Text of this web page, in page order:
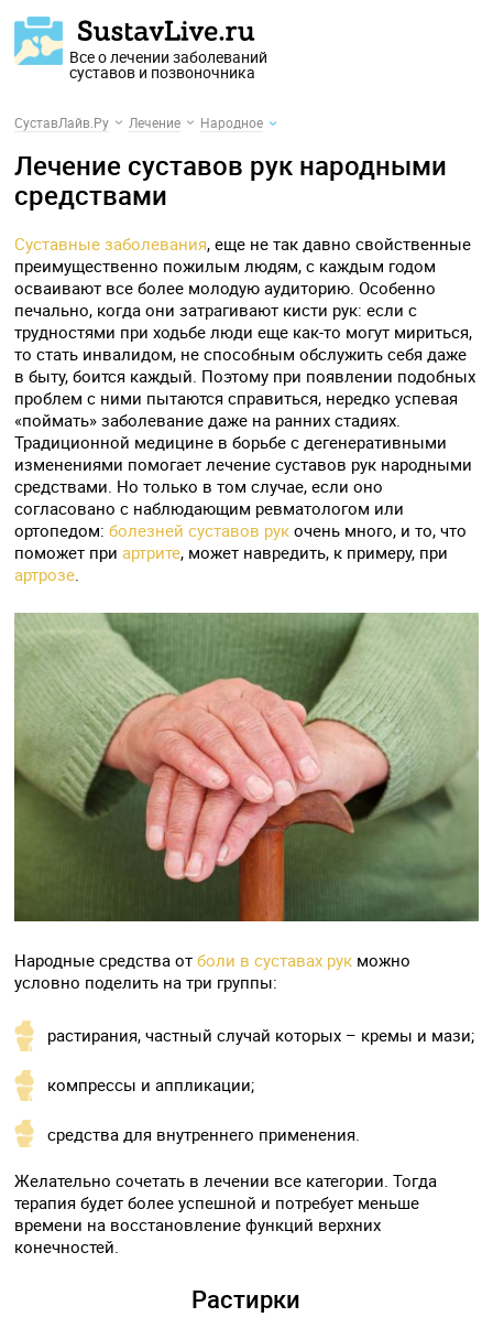
Все о лечении заболеваний
суставов и позвоночника
СуставЛайв.Ру Лечение Народное
Лечение суставов рук народными
средствами
Суставные заболевания, еще не так давно свойственные
преимущественно пожилым людям, с каждым годом
осваивают все более молодую аудиторию. Особенно
печально, когда они затрагивают кисти рук: если с
трудностями при ходьбе люди еще как-то могут мириться,
то стать инвалидом, не способным обслужить себя даже
в быту, боится каждый. Поэтому при появлении подобных
проблем с ними пытаются справиться, нередко успевая
«поймать» заболевание даже на ранних стадиях.
Традиционной медицине в борьбе с дегенеративными
изменениями помогает лечение суставов рук народными
средствами. Но только в том случае, если оно
согласовано с наблюдающим ревматологом или
ортопедом:болезней суставов рук очень много, и то, что
поможет приартрите, может навредить, к примеру, при
артрозе.
Народные средства отболи в суставах рук можно
условно поделить на три группы:
растирания, частный случай которых – кремы и мази;
компрессы и аппликации;
средства для внутреннего применения.
Желательно сочетать в лечении все категории. Тогда
терапия будет более успешной и потребует меньше
времени на восстановление функций верхних
конечностей.
Растирки